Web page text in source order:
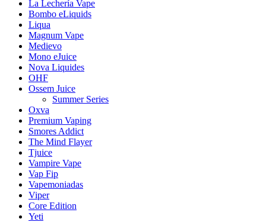
La Lechería Vape
Bombo eLiquids
Liqua
Magnum Vape
Medievo
Mono eJuice
Nova Liquides
OHF
Ossem Juice
Summer Series
Oxva
Premium Vaping
Smores Addict
The Mind Flayer
Tjuice
Vampire Vape
Vap Fip
Vapemoniadas
Viper
Core Edition
Yeti